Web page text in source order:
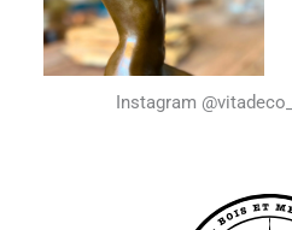
Instagram